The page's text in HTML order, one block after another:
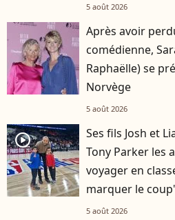
5 août 2026
Après avoir
comédienne,
Raphaëlle) se
Norvège
5 août 2026
player2
Ses fils Josh et
Tony Parker les
voyager en
marquer le
5 août 2026